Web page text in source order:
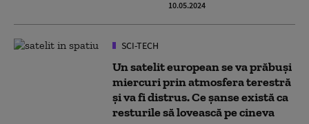
10.05.2024
SCI-TECH
Un satelit european se va prăbuşi
miercuri prin atmosfera terestră
şi va fi distrus. Ce șanse există ca
resturile să lovească pe cineva